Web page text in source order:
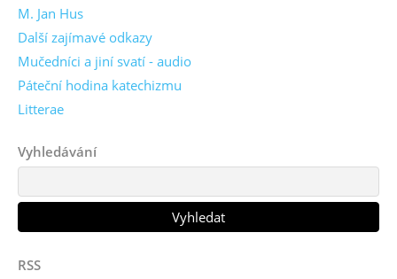
M. Jan Hus
Další zajímavé odkazy
Mučedníci a jiní svatí - audio
Páteční hodina katechizmu
Litterae
Vyhledávání
RSS